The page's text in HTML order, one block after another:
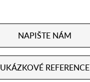
NAPIŠTE NÁM
UKÁZKOVÉ REFERENCE